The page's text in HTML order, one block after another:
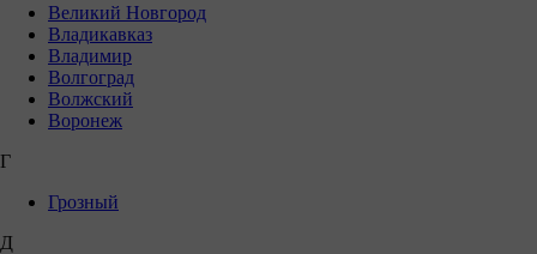
Великий Новгород
Владикавказ
Владимир
Волгоград
Волжский
Воронеж
Г
Грозный
Д